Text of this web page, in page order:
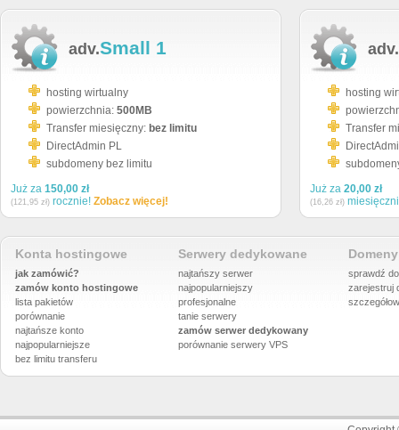
adv.Small 1
hosting wirtualny
powierzchnia: 500MB
Transfer miesięczny: bez limitu
DirectAdmin PL
subdomeny bez limitu
Już za 150,00 zł
(121,95 zł) rocznie! Zobacz więcej!
adv.
hosting
Transfer
Już za 20,00 zł
(16,26 zł)
Konta hostingowe
jak zamówić?
zamów konto hostingowe
lista pakietów
porównanie
najtańsze konto
najpopularniejsze
bez limitu transferu
Serwery dedykowane
najtańszy serwer
najpopularniejszy
profesjonalne
tanie serwery
zamów serwer dedykowany
porównanie serwery VPS
sprawdź
zarejestruj